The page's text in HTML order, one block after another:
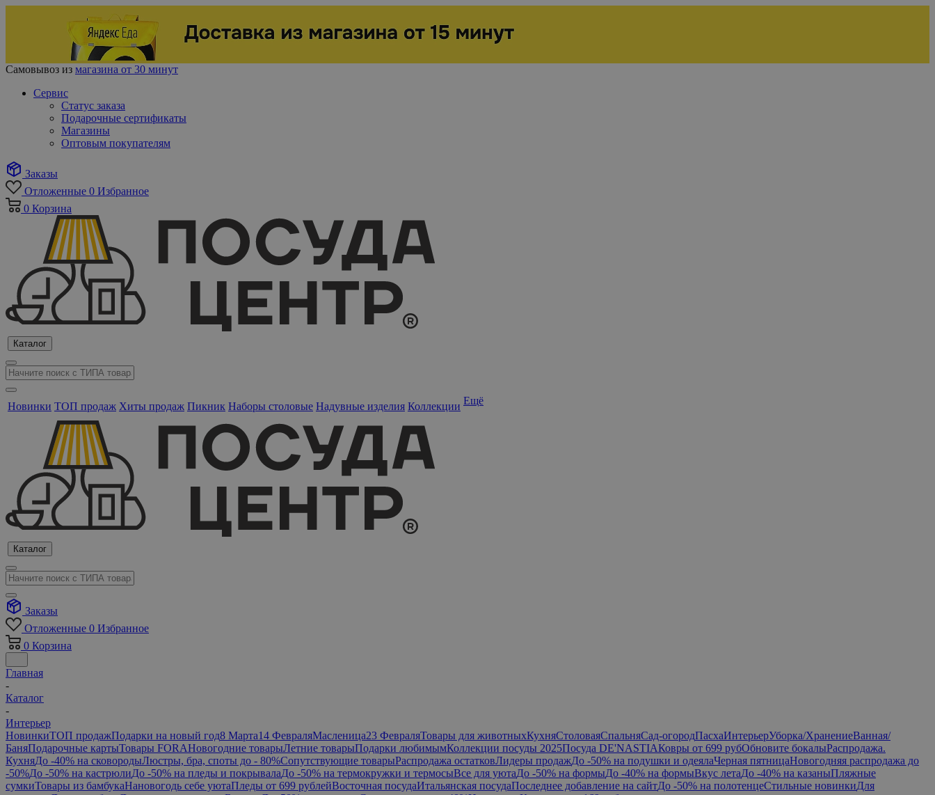
Самовывоз из магазина от 30 минут
Сервис
Статус заказа
Подарочные сертификаты
Магазины
Оптовым покупателям
Заказы
Отложенные 0 Избранное
0 Корзина
Каталог
Новинки ТОП продаж Хиты продаж Пикник Наборы столовые Надувные изделия Коллекции Ещё
Каталог
Заказы
Отложенные 0 Избранное
0 Корзина
Главная
-
Каталог
-
Интерьер
НовинкиТОП продажПодарки на новый год8 Марта14 ФевраляМасленица23 ФевраляТовары для животныхКухняСтоловаяСпальняСад-огородПасхаИнтерьерУборка/ХранениеВанная/
БаняПодарочные картыТовары FORAНовогодние товарыЛетние товарыПодарки любимымКоллекции посуды 2025Посуда DE'NASTIAКовры от 699 рубОбновите бокалыРаспродажа.
КухняДо -40% на сковородыЛюстры, бра, споты до - 80%Сопутствующие товарыРаспродажа остатковЛидеры продажДо -50% на подушки и одеялаЧерная пятницаНовогодняя распродажа до
-50%До -50% на кастрюлиДо -50% на пледы и покрывалаДо -50% на термокружки и термосыВсе для уютаДо -50% на формыДо -40% на формыВкус летаДо -40% на казаныПляжные
сумкиТовары из бамбукаНановогодь себе уютаПледы от 699 рублейВосточная посудаИтальянская посудаПоследнее добавление на сайтДо -50% на полотенцеСтильные новинкиДля